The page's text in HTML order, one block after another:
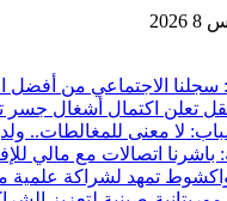
سجلنا الاجتماعي من
تعلن اكتمال أشغال جسر
لا معنى للمغالطات.. ولدينا
باشرنا اتصالات مع مالي
تمهد لشراكة علمية